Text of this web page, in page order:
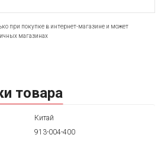
при покупке в интернет-магазине и может
магазинах
товара
Китай
913-004-400